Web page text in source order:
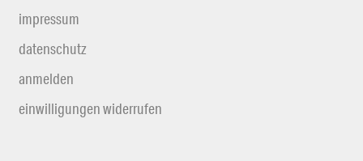
impressum
datenschutz
anmelden
einwilligungen widerrufen